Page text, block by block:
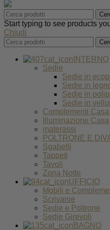
Start typing to see products
Chiudi
INTERNO
Sedie
Sedie in
Sedie in
Sedie in
Sedie in
Complementi Casa
Illuminazione Casa
materassi
POLTRONE E
Sgabelli
Tappeti
Tavoli
Zona Notte
UFFICIO
Mobili e
Scrivanie
Sedie e Poltrone
Sedie Girevoli
BAGNO